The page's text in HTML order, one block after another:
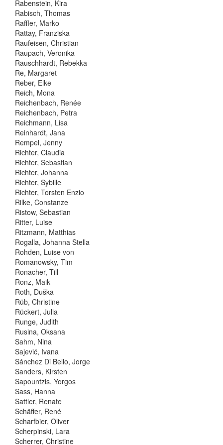
Rabenstein, Kira
Rabisch, Thomas
Raffler, Marko
Rattay, Franziska
Raufeisen, Christian
Raupach, Veronika
Rauschhardt, Rebekka
Re, Margaret
Reber, Elke
Reich, Mona
Reichenbach, Renée
Reichenbach, Petra
Reichmann, Lisa
Reinhardt, Jana
Rempel, Jenny
Richter, Claudia
Richter, Sebastian
Richter, Johanna
Richter, Sybille
Richter, Torsten Enzio
Rilke, Constanze
Ristow, Sebastian
Ritter, Luise
Ritzmann, Matthias
Rogalla, Johanna Stella
Rohden, Luise von
Romanowsky, Tim
Ronacher, Till
Ronz, Maik
Roth, Duška
Rüb, Christine
Rückert, Julia
Runge, Judith
Rusina, Oksana
Sahm, Nina
Sajević, Ivana
Sánchez Di Bello, Jorge
Sanders, Kirsten
Sapountzis, Yorgos
Sass, Hanna
Sattler, Renate
Schäffer, René
Scharfbier, Oliver
Scherpinski, Lara
Scherrer, Christine